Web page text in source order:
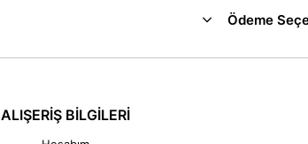
Ödeme
ALIŞERİŞ BİLGİLERİ